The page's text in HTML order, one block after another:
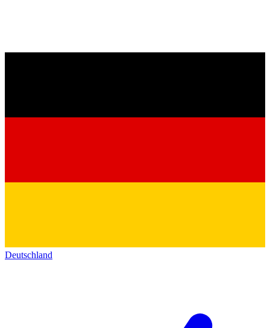
Deutschland